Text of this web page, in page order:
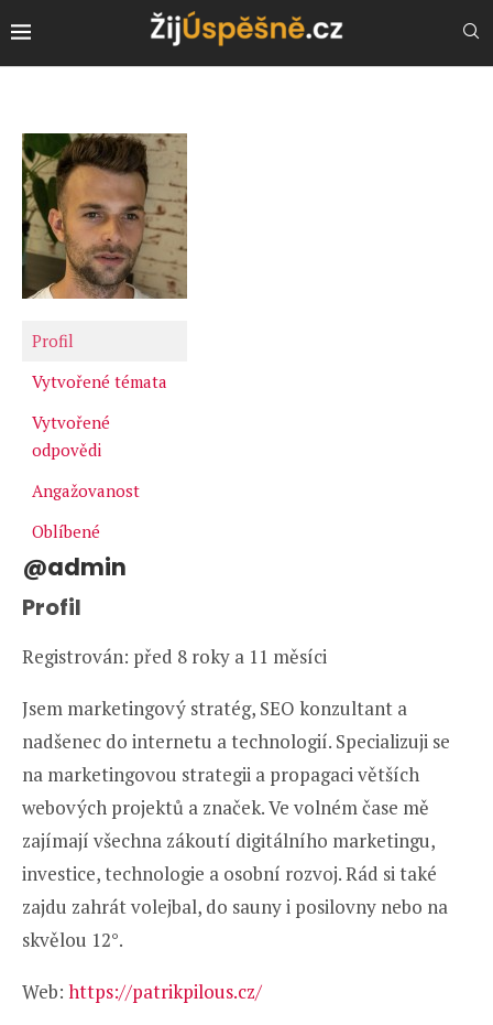
Profil
Vytvořené témata
Vytvořené
odpovědi
Angažovanost
Oblíbené
@admin
Profil
Registrován: před 8 roky a 11 měsíci
Jsem marketingový stratég, SEO konzultant a
nadšenec do internetu a technologií. Specializuji se
na marketingovou strategii a propagaci větších
webových projektů a značek. Ve volném čase mě
zajímají všechna zákoutí digitálního marketingu,
investice, technologie a osobní rozvoj. Rád si také
zajdu zahrát volejbal, do sauny i posilovny nebo na
skvělou 12°.
Web: https://patrikpilous.cz/